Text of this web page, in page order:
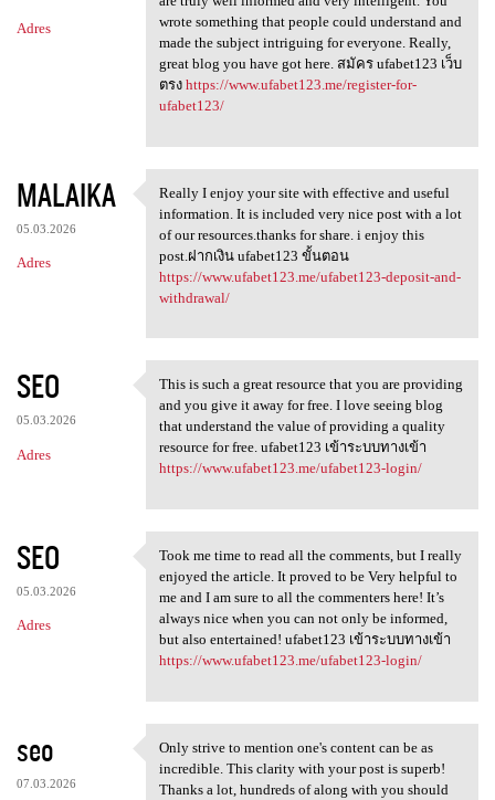
Adres
wrote something that people could understand and
made the subject intriguing for everyone. Really,
great blog you have got here. สมัคร ufabet123 เว็บ
ตรง https://www.ufabet123.me/register-for-
ufabet123/
MALAIKA
05.03.2026
Adres
Really I enjoy your site with
Really I enjoy your site with effective and useful
information. It is included very nice post with a lot
of our resources.thanks for share. i enjoy this
post.ฝากเงิน ufabet123 ขั้นตอน
https://www.ufabet123.me/ufabet123-deposit-and-
withdrawal/
SEO
05.03.2026
Adres
This is such a great resource
This is such a great resource that you are providing
and you give it away for free. I love seeing blog
that understand the value of providing a quality
resource for free. ufabet123 เข้าระบบทางเข้า
https://www.ufabet123.me/ufabet123-login/
SEO
05.03.2026
Adres
Took me time to read all the
Took me time to read all the comments, but I really
enjoyed the article. It proved to be Very helpful to
me and I am sure to all the commenters here! It’s
always nice when you can not only be informed,
but also entertained! ufabet123 เข้าระบบทางเข้า
https://www.ufabet123.me/ufabet123-login/
seo
07.03.2026
Only strive to mention one's
Only strive to mention one's content can be as
incredible. This clarity with your post is superb!
Thanks a lot, hundreds of along with you should